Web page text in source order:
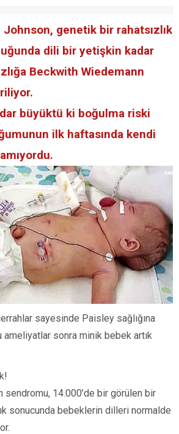
genetik bir rahatsızlık
dili bir yetişkin kadar
Beckwith Wiedemann
büyüktü ki boğulma riski
ilk haftasında kendi
sayesinde Paisley sağlığına
ameliyatlar sonra minik bebek artık
sendromu, 14.000’de bir görülen bir
sonucunda bebeklerin dilleri normalde